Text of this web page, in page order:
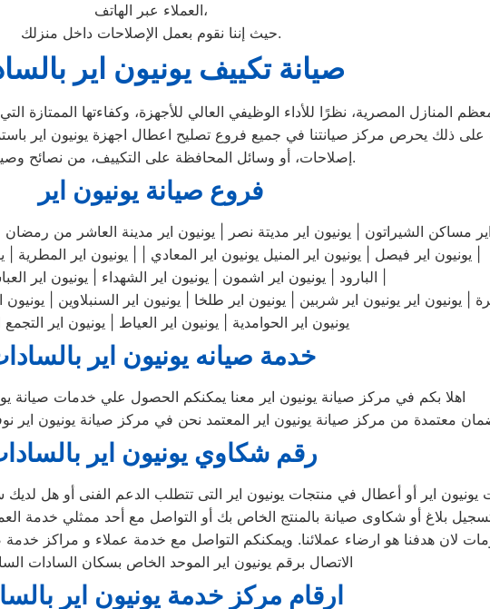
العملاء عبر الهاتف،
حيث إننا نقوم بعمل الإصلاحات داخل منزلك.
صيانة تكييف يونيون اير
المصرية، نظرًا للأداء الوظيفي العالي للأجهزة، وكفاءتها الممتازة
على ذلك يحرص مركز صيانتنا في جميع فروع تصليح اعطال اجهزة يونيون اير
إصلاحات، أو وسائل المحافظة على التكييف، من نصائح وصيانة دورية.
فروع صيانة يونيون اير
| يونيون اير فيصل | يونيون اير المنيل يونيون اير المعادي | | يونيون اير
يونيون اير يونيون اير شربين | يونيون اير طلخا | يونيون اير السنبلاوين |
يونيون اير الحوامدية | يونيون اير العياط | يونيون اير
خدمة صيانه يونيون اير
اهلا بكم في مركز صيانة يونيون اير معنا يمكنكم الحصول علي خدمات صيانة
معتمدة من مركز صيانة يونيون اير المعتمد نحن في مركز صيانة يونيون اير
رقم شكاوي يونيون اير
لان هدفنا هو ارضاء عملائنا. ويمكنكم التواصل مع خدمة عملاء و مراكز خدمة
الاتصال برقم يونيون اير الموحد الخاص بسكان السادات
ارقام مركز خدمة يونيون اير